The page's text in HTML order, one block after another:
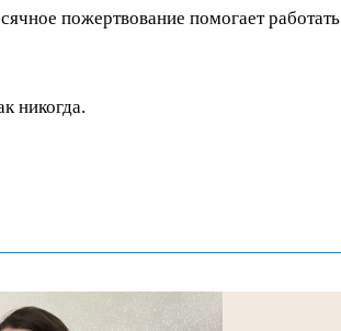
пожертвование помогает работать
никогда.